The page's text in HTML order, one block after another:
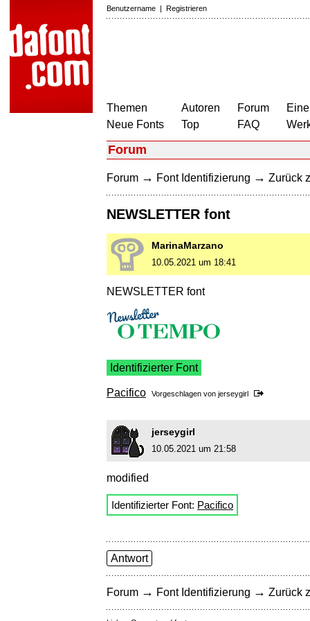
Benutzername | Registrieren
Themen
Neue Fonts
Autoren
Top
Forum
FAQ
Forum
Forum → Font Identifizierung → Zurück
NEWSLETTER font
MarinaMarzano
10.05.2021 um 18:41
NEWSLETTER font
Identifizierter Font
Pacifico Vorgeschlagen von jerseygirl
jerseygirl
10.05.2021 um 21:58
modified
Identifizierter Font: Pacifico
Antwort
Forum → Font Identifizierung → Zurück